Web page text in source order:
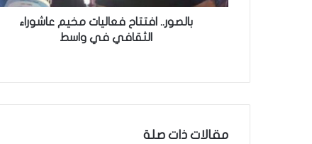
ا
ح
ل
بالصور.. افتتاح فعاليات مخيم عاشوراء
الثقافي في واسط
مقالات ذات صلة